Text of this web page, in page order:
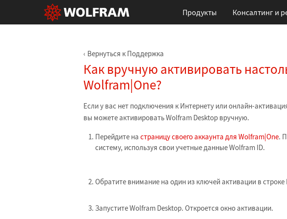
Продукты Консалтинг и
Вернуться к Поддержка
Как вручную активировать
Wolfram|One?
Если у вас нет подключения к Интернету или онлайн-
вы можете активировать Wolfram Desktop вручную.
Перейдите на страницу своего аккаунта для Wolfram|One.
систему, используя свои учетные данные Wolfram ID.
Обратите внимание на один из ключей активации в строке
Запустите Wolfram Desktop. Откроется окно активации.